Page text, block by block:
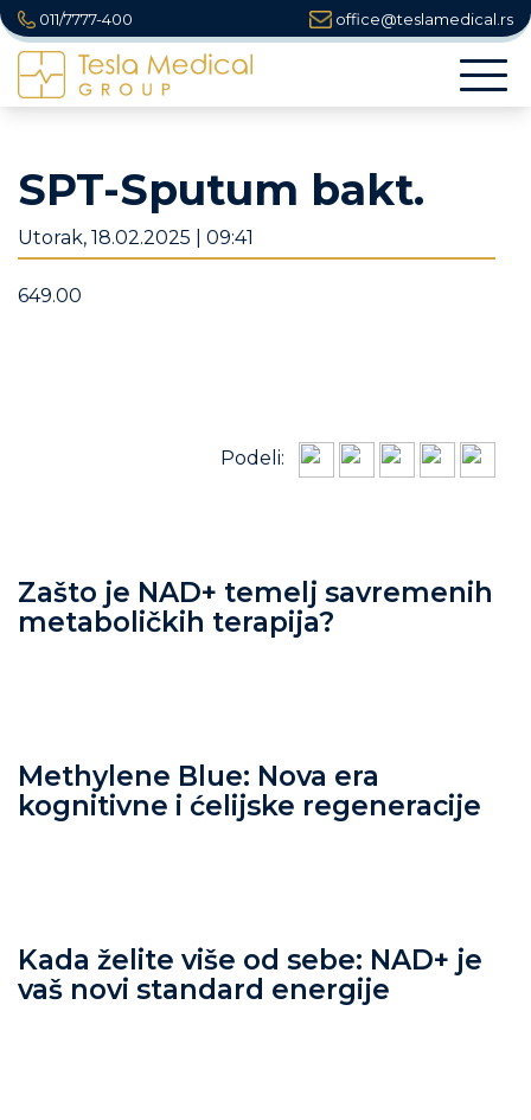
011/7777-400 office@teslamedical.rs
SPT-Sputum bakt.
Utorak, 18.02.2025 | 09:41
649.00
Podeli:
Zašto je NAD+ temelj savremenih
metaboličkih terapija?
Methylene Blue: Nova era
kognitivne i ćelijske regeneracije
Kada želite više od sebe: NAD+ je
vaš novi standard energije